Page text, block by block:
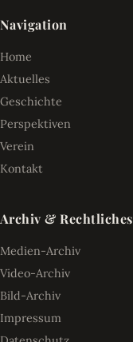
Navigation
Home
Aktuelles
Geschichte
Perspektiven
Verein
Kontakt
Archiv & Rechtliches
Medien-Archiv
Video-Archiv
Bild-Archiv
Impressum